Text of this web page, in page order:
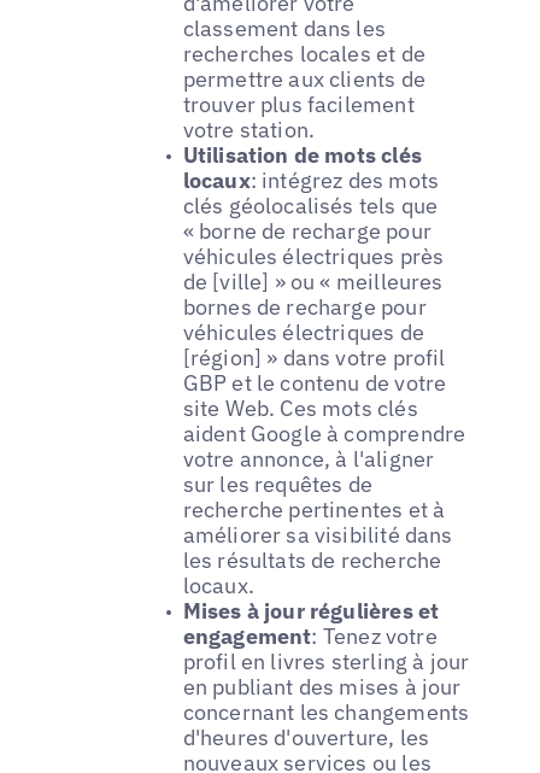
classement dans les
recherches locales et de
permettre aux clients de
trouver plus facilement
votre station.
Utilisation de mots clés
locaux: intégrez des mots
clés géolocalisés tels que
« borne de recharge pour
véhicules électriques près
de [ville] » ou « meilleures
bornes de recharge pour
véhicules électriques de
[région] » dans votre profil
GBP et le contenu de votre
site Web. Ces mots clés
aident Google à comprendre
votre annonce, à l'aligner
sur les requêtes de
recherche pertinentes et à
améliorer sa visibilité dans
les résultats de recherche
locaux.
Mises à jour régulières et
engagement: Tenez votre
profil en livres sterling à jour
en publiant des mises à jour
concernant les changements
d'heures d'ouverture, les
nouveaux services ou les